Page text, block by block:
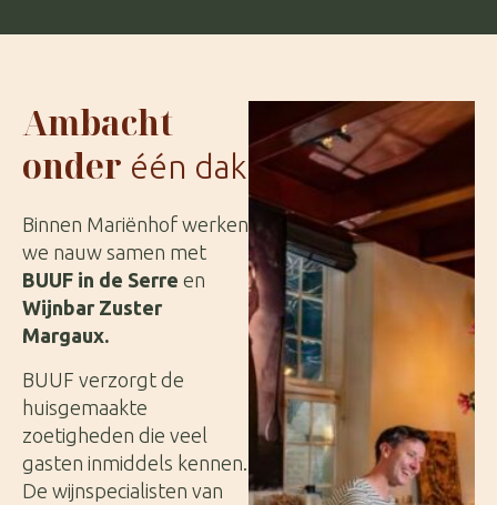
Ambacht
onder één dak
Binnen Mariënhof werken
we nauw samen met
BUUF in de Serre en
Wijnbar Zuster
Margaux.
BUUF verzorgt de
huisgemaakte
zoetigheden die veel
gasten inmiddels kennen.
De wijnspecialisten van